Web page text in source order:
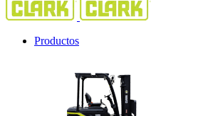
Productos